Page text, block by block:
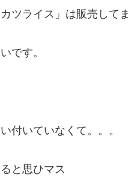
ツライス」は販売して
です。
付いていなくて。。。
と思ひマス